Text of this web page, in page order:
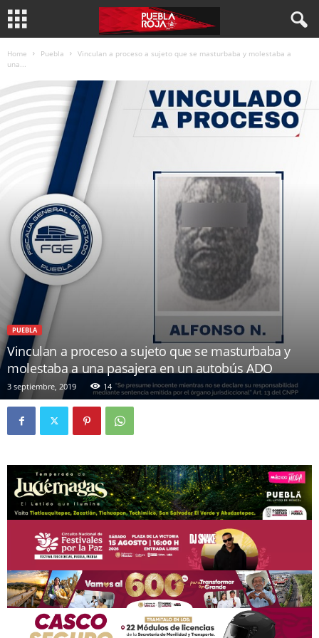
Home Puebla
Vinculan a proceso a sujeto que se masturbaba y molestaba a
una...
PUEBLA
Vinculan a proceso a sujeto que se masturbaba y
molestaba a una pasajera en un autobús ADO
3 septiembre, 2019 14